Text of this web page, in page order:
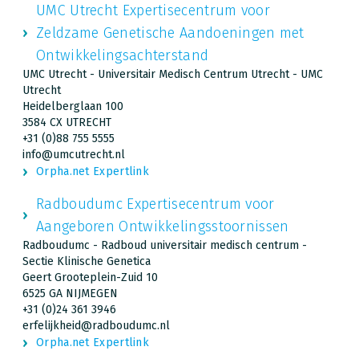
UMC Utrecht Expertisecentrum voor
Zeldzame Genetische Aandoeningen met
Ontwikkelingsachterstand
UMC Utrecht - Universitair Medisch Centrum Utrecht - UMC
Utrecht
Heidelberglaan 100
3584 CX UTRECHT
+31 (0)88 755 5555
info@umcutrecht.nl
Orpha.net Expertlink
Radboudumc Expertisecentrum voor
Aangeboren Ontwikkelingsstoornissen
Radboudumc - Radboud universitair medisch centrum -
Sectie Klinische Genetica
Geert Grooteplein-Zuid 10
6525 GA NIJMEGEN
+31 (0)24 361 3946
erfelijkheid@radboudumc.nl
Orpha.net Expertlink